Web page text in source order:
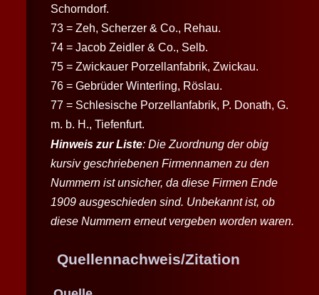
Schorndorf.
73 = Zeh, Scherzer & Co., Rehau.
74 = Jacob Zeidler & Co., Selb.
75 = Zwickauer Porzellanfabrik, Zwickau.
76 = Gebrüder Winterling, Röslau.
77 = Schlesische Porzellanfabrik, P. Donath, G.
m. b. H., Tiefenfurt.
Hinweis zur Liste: Die Zuordnung der obig
kursiv geschriebenen Firmennamen zu den
Nummern ist unsicher, da diese Firmen Ende
1909 ausgeschieden sind. Unbekannt ist, ob
diese Nummern erneut vergeben worden waren.
Quellennachweis/Zitation